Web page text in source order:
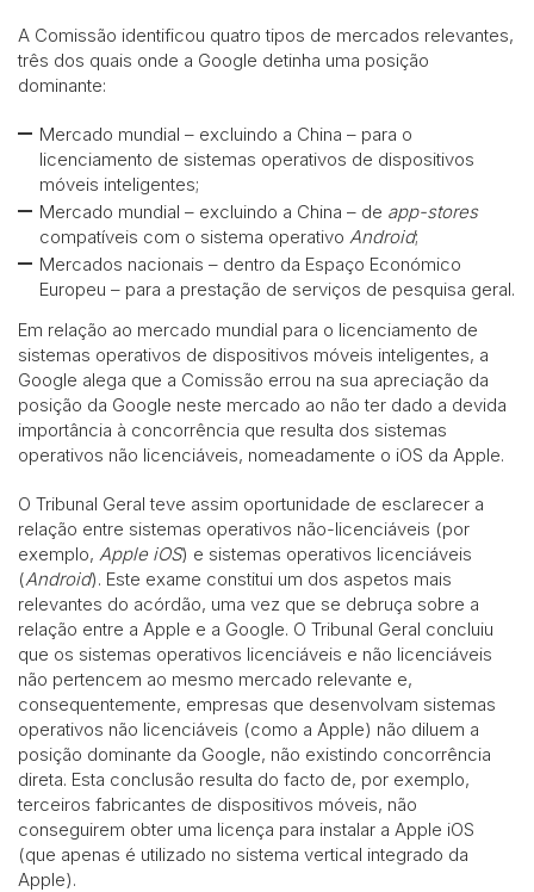
A Comissão identificou quatro tipos de mercados relevantes,
três dos quais onde a Google detinha uma posição
dominante:
Mercado mundial – excluindo a China – para o
licenciamento de sistemas operativos de dispositivos
móveis inteligentes;
Mercado mundial – excluindo a China – de app-stores
compatíveis com o sistema operativo Android;
Mercados nacionais – dentro da Espaço Económico
Europeu – para a prestação de serviços de pesquisa geral.
Em relação ao mercado mundial para o licenciamento de
sistemas operativos de dispositivos móveis inteligentes, a
Google alega que a Comissão errou na sua apreciação da
posição da Google neste mercado ao não ter dado a devida
importância à concorrência que resulta dos sistemas
operativos não licenciáveis, nomeadamente o iOS da Apple.
O Tribunal Geral teve assim oportunidade de esclarecer a
relação entre sistemas operativos não-licenciáveis (por
exemplo, Apple iOS) e sistemas operativos licenciáveis
(Android). Este exame constitui um dos aspetos mais
relevantes do acórdão, uma vez que se debruça sobre a
relação entre a Apple e a Google. O Tribunal Geral concluiu
que os sistemas operativos licenciáveis e não licenciáveis
não pertencem ao mesmo mercado relevante e,
consequentemente, empresas que desenvolvam sistemas
operativos não licenciáveis (como a Apple) não diluem a
posição dominante da Google, não existindo concorrência
direta. Esta conclusão resulta do facto de, por exemplo,
terceiros fabricantes de dispositivos móveis, não
conseguirem obter uma licença para instalar a Apple iOS
(que apenas é utilizado no sistema vertical integrado da
Apple).